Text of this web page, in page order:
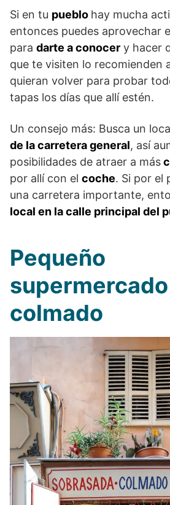
Si en tu pueblo hay mucha
entonces puedes aprovechar
para darte a conocer y hacer
que te visiten lo recomienden
quieran volver para probar
tapas los días que allí estén.
Un consejo más: Busca un
de la carretera general, así
posibilidades de atraer a más
por allí con el coche. Si por el
una carretera importante,
local en la calle principal del
Pequeño
colmado